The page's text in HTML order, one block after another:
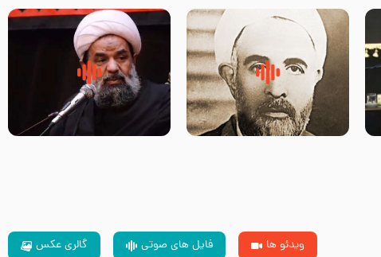
روضه‌ی مجلس یزید ملعون و
اسارت اهل‌بیت علیهم‌السلام –
سلام جوانی که امام حسین علیه
السلام خودش جوابش را دادند
ویدئو ها فایل های صوتی گالری عکس